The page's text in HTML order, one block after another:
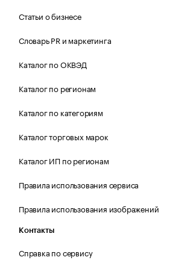
Статьи о бизнесе
Словарь PR и маркетинга
Каталог по ОКВЭД
Каталог по регионам
Каталог по категориям
Каталог торговых марок
Каталог ИП по регионам
Правила использования сервиса
Правила использования изображений
Контакты
Справка по сервису